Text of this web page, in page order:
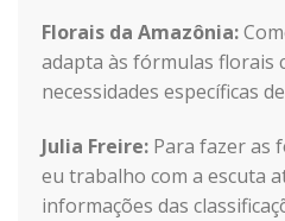
Florais da Amazônia:
adapta às fórmulas florais
necessidades específicas
Julia Freire: Para fazer as
eu trabalho com a escuta
informações das